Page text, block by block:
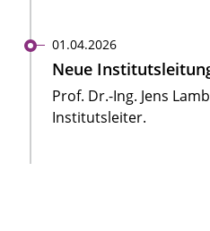
01.04.2026
Neue
Prof. Dr.-Ing. Jens
Institutsleiter.